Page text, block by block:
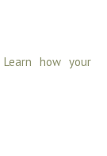
Learn how your